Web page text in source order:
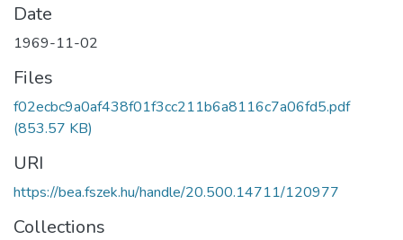
Date
1969-11-02
Files
f02ecbc9a0af438f01f3cc211b6a8116c7a06fd5.pdf
(853.57 KB)
URI
https://bea.fszek.hu/handle/20.500.14711/120977
Collections